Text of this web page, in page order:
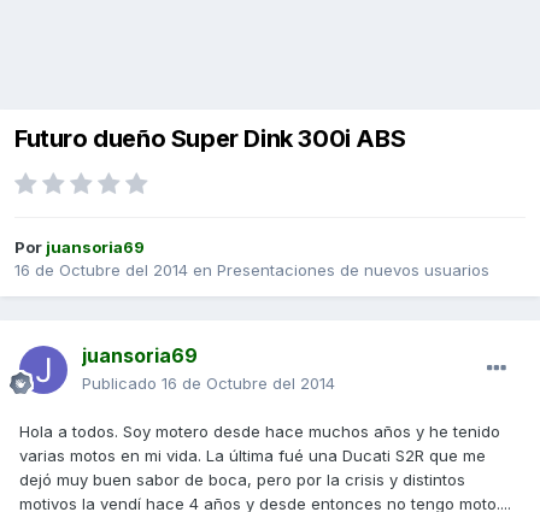
Futuro dueño Super Dink 300i ABS
Por juansoria69
16 de Octubre del 2014 en Presentaciones de nuevos usuarios
juansoria69
Publicado 16 de Octubre del 2014
Hola a todos. Soy motero desde hace muchos años y he tenido
varias motos en mi vida. La última fué una Ducati S2R que me
dejó muy buen sabor de boca, pero por la crisis y distintos
motivos la vendí hace 4 años y desde entonces no tengo moto....